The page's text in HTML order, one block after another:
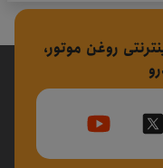
روغن موتور،